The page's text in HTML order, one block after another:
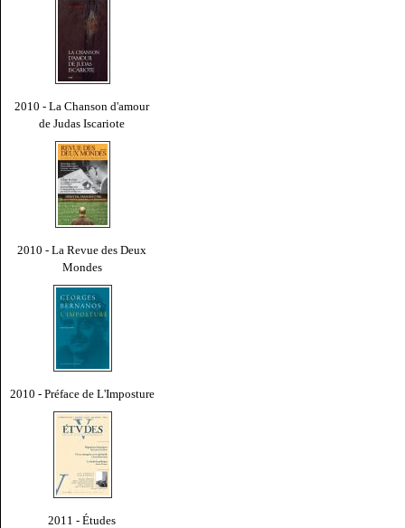
2010 - La Chanson d'amour
de Judas Iscariote
2010 - La Revue des Deux
Mondes
2010 - Préface de L'Imposture
2011 - Études